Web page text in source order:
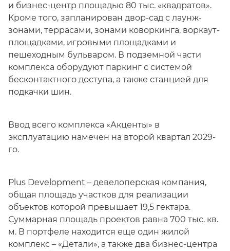
и бизнес-центр площадью 80 тыс. «квадратов».
Кроме того, запланирован двор-сад с лаунж-
зонами, террасами, зонами коворкинга, воркаут-
площадками, игровыми площадками и
пешеходным бульваром. В подземной части
комплекса оборудуют паркинг с системой
бесконтактного доступа, а также станцией для
подкачки шин.
Ввод всего комплекса «Акценты» в
эксплуатацию намечен на второй квартал 2029-
го.
Plus Development – девелоперская компания,
общая площадь участков для реализации
объектов которой превышает 19,5 гектара.
Суммарная площадь проектов равна 700 тыс. кв.
м. В портфеле находится еще один жилой
комплекс – «Детали», а также два бизнес-центра